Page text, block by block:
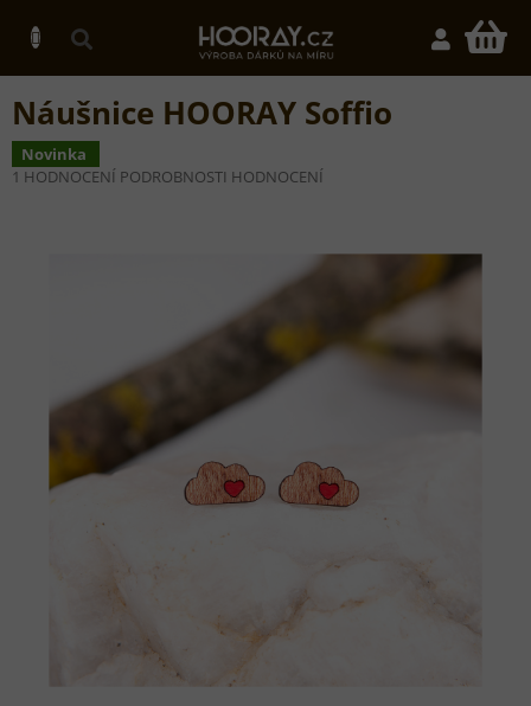
obsah
Náušnice HOORAY Soffio
Novinka
PRŮMĚRNÉ
1 HODNOCENÍ PODROBNOSTI HODNOCENÍ